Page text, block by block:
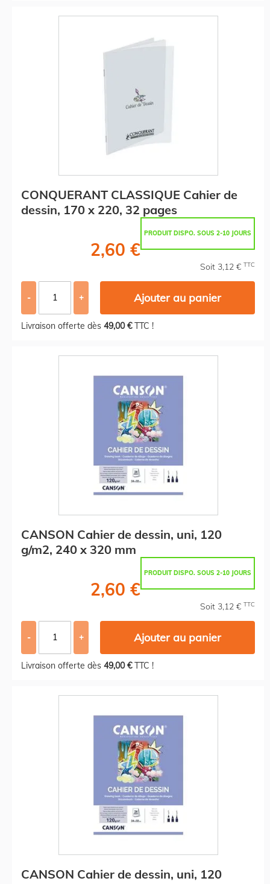
CONQUERANT CLASSIQUE Cahier de
dessin, 170 x 220, 32 pages
PRODUIT DISPO. SOUS 2-10 JOURS
2,60 €
Soit 3,12 € TTC
- + Ajouter au panier
Livraison offerte dès 49,00 €TTC !
CANSON Cahier de dessin, uni, 120
g/m2, 240 x 320 mm
PRODUIT DISPO. SOUS 2-10 JOURS
2,60 €
Soit 3,12 € TTC
- + Ajouter au panier
Livraison offerte dès 49,00 €TTC !
CANSON Cahier de dessin, uni, 120